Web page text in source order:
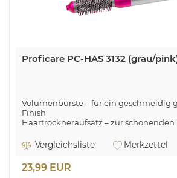
Proficare PC-HAS 3132 (grau/
Volumenbürste – für ein geschmeidig
Finish
Haartrockneraufsatz – zur
3 Temperatur-/Leistungsstufen
Ergonomisch geformter Griff
Vergleichsliste Merkzettel
23,99 EUR